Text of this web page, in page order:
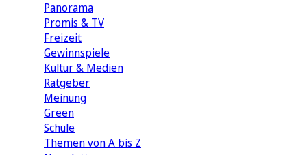
Panorama
Promis & TV
Freizeit
Gewinnspiele
Kultur & Medien
Ratgeber
Meinung
Green
Schule
Themen von A bis Z